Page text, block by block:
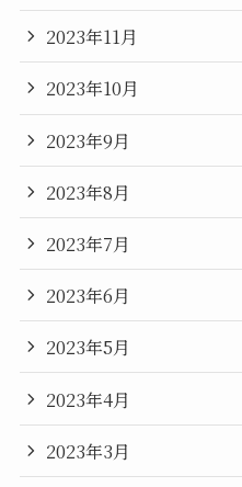
2023年11月
2023年10月
2023年9月
2023年8月
2023年7月
2023年6月
2023年5月
2023年4月
2023年3月